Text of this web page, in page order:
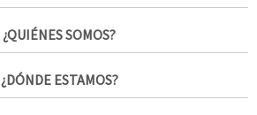
¿QUIÉNES SOMOS?
¿DÓNDE ESTAMOS?